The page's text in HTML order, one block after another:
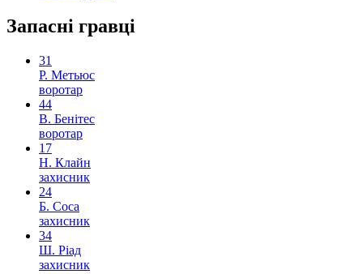
Запасні гравці
31
Р. Метьюс
воротар
44
В. Бенітес
воротар
17
Н. Клайн
захисник
24
Б. Соса
захисник
34
Ш. Ріад
захисник